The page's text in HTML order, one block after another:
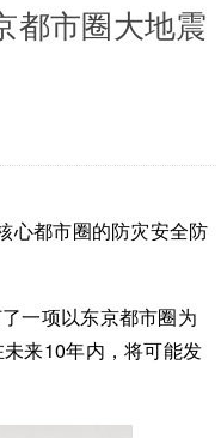
都市圈大地震
心都市圈的防灾安全防
一项以东京都市圈为
来10年内，将可能发